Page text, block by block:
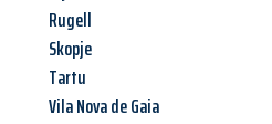
Rugell
Skopje
Tartu
Vila Nova de Gaia